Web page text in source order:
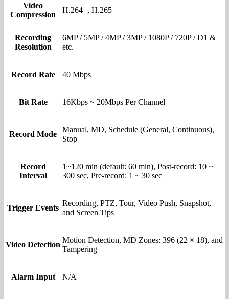
Video
Compression
H.264+, H.265+
Recording
Resolution
6MP / 5MP / 4MP / 3MP / 1080P / 720P / D1 &
etc.
Record Rate 40 Mbps
Bit Rate 16Kbps ~ 20Mbps Per Channel
Record Mode
Manual, MD, Schedule (General, Continuous),
Stop
Record
Interval
1~120 min (default: 60 min), Post-record: 10 ~
300 sec, Pre-record: 1 ~ 30 sec
Trigger Events
Recording, PTZ, Tour, Video Push, Snapshot,
and Screen Tips
Video Detection
Motion Detection, MD Zones: 396 (22 × 18), and
Tampering
Alarm Input N/A